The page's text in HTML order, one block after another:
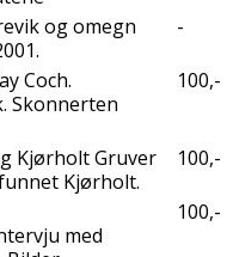
og omegn
-
Coch.
Skonnerten
100,-
Kjørholt Gruver
Kjørholt.
100,-
med
100,-